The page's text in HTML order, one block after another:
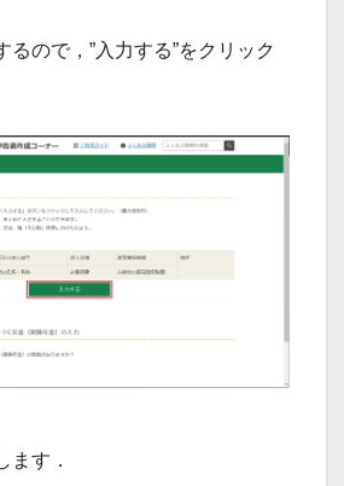
るので，”入力する”をクリック
ます．